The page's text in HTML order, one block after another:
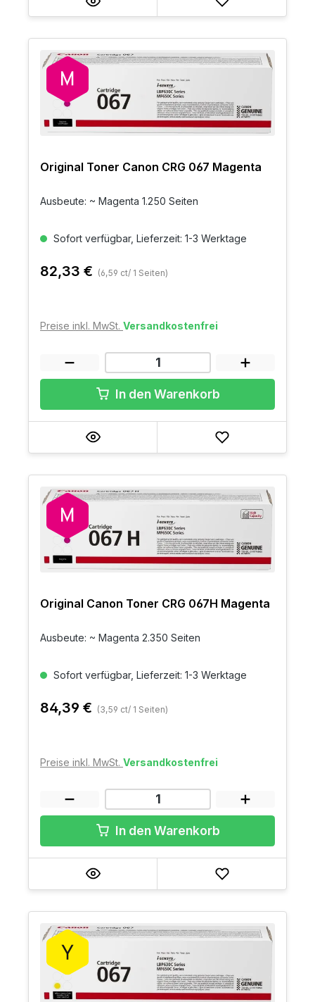
Original Toner Canon CRG 067 Magenta
Ausbeute: ~ Magenta 1.250 Seiten
Sofort verfügbar, Lieferzeit: 1-3 Werktage
82,33 € (6,59 ct/ 1 Seiten)
Preise inkl. MwSt. Versandkostenfrei
In den Warenkorb
Original Canon Toner CRG 067H Magenta
Ausbeute: ~ Magenta 2.350 Seiten
Sofort verfügbar, Lieferzeit: 1-3 Werktage
84,39 € (3,59 ct/ 1 Seiten)
Preise inkl. MwSt. Versandkostenfrei
In den Warenkorb